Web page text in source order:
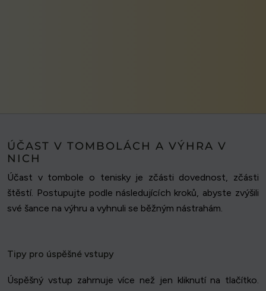
ÚČAST V TOMBOLÁCH A VÝHRA V
NICH
Účast v tombole o tenisky je zčásti dovednost, zčásti
štěstí. Postupujte podle následujících kroků, abyste zvýšili
své šance na výhru a vyhnuli se běžným nástrahám.
Tipy pro úspěšné vstupy
Úspěšný vstup zahrnuje více než jen kliknutí na tlačítko.